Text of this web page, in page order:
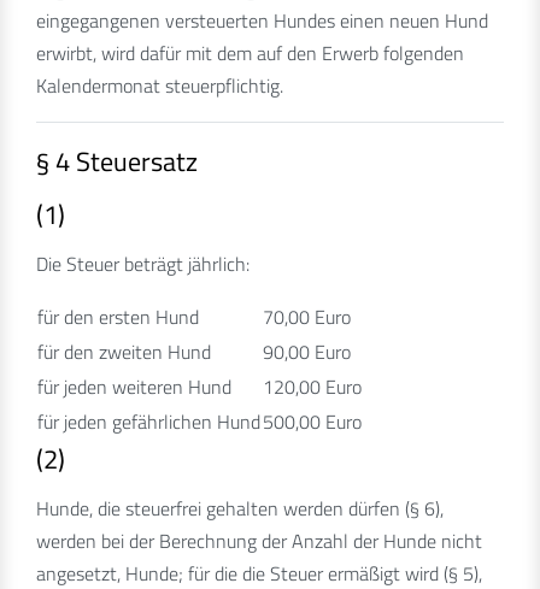
eingegangenen versteuerten Hundes einen neuen Hund
erwirbt, wird dafür mit dem auf den Erwerb folgenden
Kalendermonat steuerpflichtig.
§ 4 Steuersatz
(1)
Die Steuer beträgt jährlich:
für den ersten Hund
70,00 Euro
für den zweiten Hund
90,00 Euro
für jeden weiteren Hund
120,00 Euro
für jeden gefährlichen Hund500,00 Euro
(2)
Hunde, die steuerfrei gehalten werden dürfen (§ 6),
werden bei der Berechnung der Anzahl der Hunde nicht
angesetzt, Hunde; für die die Steuer ermäßigt wird (§ 5),